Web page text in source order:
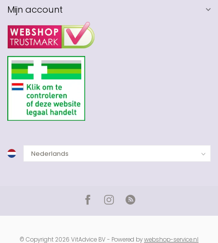
Mijn account
© Copyright 2026 VitAdvice BV - Powered bywebshop-service.nl